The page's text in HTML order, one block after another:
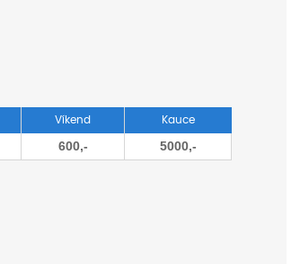
Víkend Kauce
600,- 5000,-